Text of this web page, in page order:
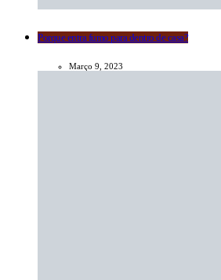
Porque entra fumo para dentro de casa?
Março 9, 2023